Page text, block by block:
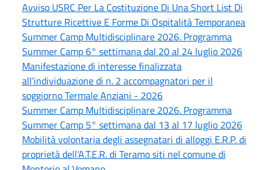
Avviso USRC Per La Costituzione Di Una Short List Di
Strutture Ricettive E Forme Di Ospitalità Temporanea
Summer Camp Multidisciplinare 2026. Programma
Summer Camp 6° settimana dal 20 al 24 luglio 2026
Manifestazione di interesse finalizzata
all’individuazione di n. 2 accompagnatori per il
soggiorno Termale Anziani - 2026
Summer Camp Multidisciplinare 2026. Programma
Summer Camp 5° settimana dal 13 al 17 luglio 2026
Mobilità volontaria degli assegnatari di alloggi E.R.P. di
proprietà dell’A.T.E.R. di Teramo siti nel comune di